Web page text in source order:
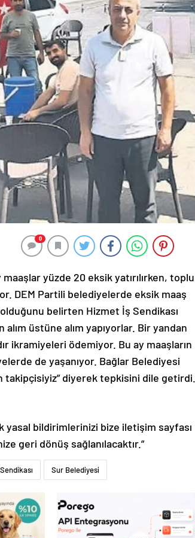
0
yüzde 20 eksik yatırılırken, toplu
DEM Partili belediyelerde eksik maaş
belirten Hizmet İş Sendikası
alım üstüne alım yapıyorlar. Bir yandan
ikramiyeleri ödemiyor. Bu ay maaşların
de yaşanıyor. Bağlar Belediyesi
takipçisiyiz” diyerek tepkisini dile getirdi.
yasal bildirimlerinizi bize iletişim sayfası
geri dönüş sağlanılacaktır.”
Sur Belediyesi